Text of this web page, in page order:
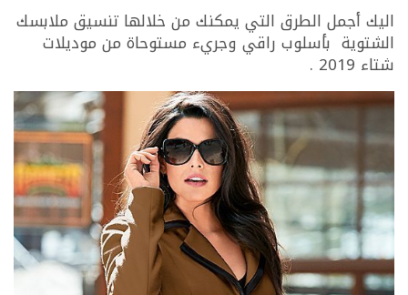
اليك أجمل الطرق التي يمكنك من خلالها تنسيق ملابسك
الشتوية بأسلوب راقي وجريء مستوحاة من موديلات
شتاء 2019 .